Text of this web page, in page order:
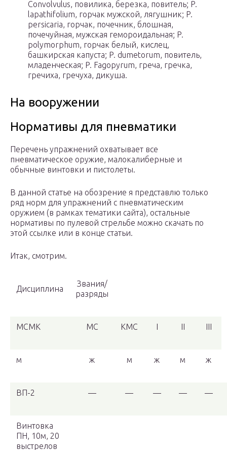
Convolvulus, повилика, березка, повитель; P.
lapathifolium, горчак мужской, лягушник; P.
persicaria, горчак, почечник, блошная,
почечуйная, мужская гемороидальная; P.
polymorphum, горчак белый, кислец,
башкирская капуста; P. dumetorum, повитель,
младенческая; P. Fagopyrum, греча, гречка,
гречиха, гречуха, дикуша.
На вооружении
Нормативы для пневматики
Перечень упражнений охватывает все
пневматическое оружие, малокалиберные и
обычные винтовки и пистолеты.
В данной статье на обозрение я представлю только
ряд норм для упражнений с пневматическим
оружием (в рамках тематики сайта), остальные
нормативы по пулевой стрельбе можно скачать по
этой ссылке или в конце статьи.
Итак, смотрим.
Дисциплина
Звания/
разряды
МСМК МС КМС I II III
м ж м ж м ж
ВП-2 — — — — —
Винтовка
ПН, 10м, 20
выстрелов